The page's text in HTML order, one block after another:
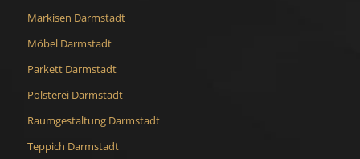
Markisen Darmstadt
Möbel Darmstadt
Parkett Darmstadt
Polsterei Darmstadt
Raumgestaltung Darmstadt
Teppich Darmstadt